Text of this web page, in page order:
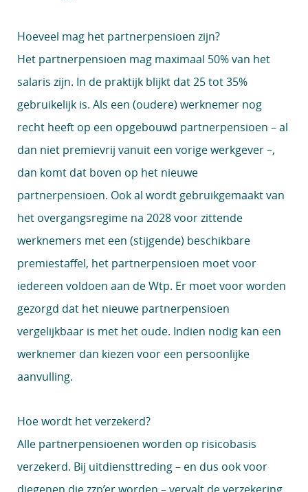
Hoeveel mag het partnerpensioen zijn?
Het partnerpensioen mag maximaal 50% van het
salaris zijn. In de praktijk blijkt dat 25 tot 35%
gebruikelijk is. Als een (oudere) werknemer nog
recht heeft op een opgebouwd partnerpensioen – al
dan niet premievrij vanuit een vorige werkgever –,
dan komt dat boven op het nieuwe
partnerpensioen. Ook al wordt gebruikgemaakt van
het overgangsregime na 2028 voor zittende
werknemers met een (stijgende) beschikbare
premiestaffel, het partnerpensioen moet voor
iedereen voldoen aan de Wtp. Er moet voor worden
gezorgd dat het nieuwe partnerpensioen
vergelijkbaar is met het oude. Indien nodig kan een
werknemer dan kiezen voor een persoonlijke
aanvulling.
Hoe wordt het verzekerd?
Alle partnerpensioenen worden op risicobasis
verzekerd. Bij uitdiensttreding – en dus ook voor